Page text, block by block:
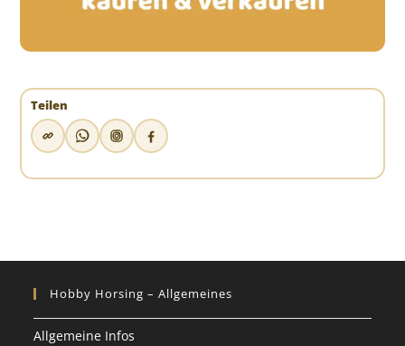
Teilen
Hobby Horsing – Allgemeines
Allgemeine Infos